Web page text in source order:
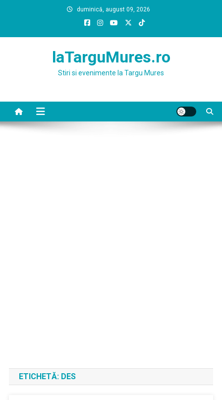
duminică, august 09, 2026
laTarguMures.ro
Stiri si evenimente la Targu Mures
ETICHETĂ: DES